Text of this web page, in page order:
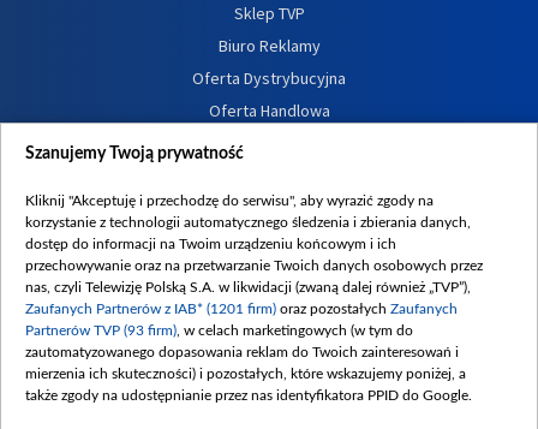
Sklep TVP
Biuro Reklamy
Oferta Dystrybucyjna
Oferta Handlowa
Dostępność
Procedura zgłoszeń wewnętrznych
Szanujemy Twoją prywatność
Kliknij "Akceptuję i przechodzę do serwisu", aby wyrazić zgody na
korzystanie z technologii automatycznego śledzenia i zbierania danych,
dostęp do informacji na Twoim urządzeniu końcowym i ich
przechowywanie oraz na przetwarzanie Twoich danych osobowych przez
nas, czyli Telewizję Polską S.A. w likwidacji (zwaną dalej również „TVP”),
Zaufanych Partnerów z IAB* (1201 firm) oraz pozostałych Zaufanych
Partnerów TVP (93 firm) , w celach marketingowych (w tym do
zautomatyzowanego dopasowania reklam do Twoich zainteresowań i
mierzenia ich skuteczności) i pozostałych, które wskazujemy poniżej, a
także zgody na udostępnianie przez nas identyfikatora PPID do Google.